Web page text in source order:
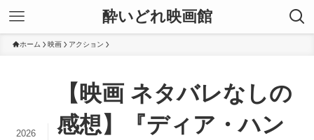
酔いどれ映画館
ホーム 映画 アクション
【映画 ネタバレなしの
感想】『ディア・ハン
2026